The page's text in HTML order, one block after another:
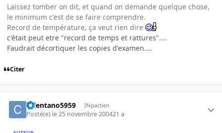
Laissez tomber on dit, et quand on demande quelque chose,
le minimum c'est de se faire comprendre.
Record de température, ça veut rien dire
c'était peut etre "record de temps et rattures"....
Faudrait décortiquer les copies d'examen....
Citer
celentano5959 INpactien
Posté(e) le 25 novembre 200421 a